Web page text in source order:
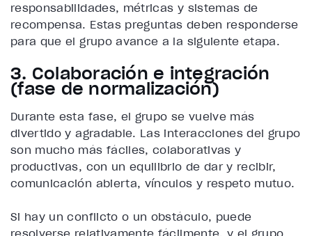
responsabilidades, métricas y sistemas de
recompensa. Estas preguntas deben responderse
para que el grupo avance a la siguiente etapa.
3. Colaboración e integración
(fase de normalización)
Durante esta fase, el grupo se vuelve más
divertido y agradable. Las interacciones del grupo
son mucho más fáciles, colaborativas y
productivas, con un equilibrio de dar y recibir,
comunicación abierta, vínculos y respeto mutuo.
Si hay un conflicto o un obstáculo, puede